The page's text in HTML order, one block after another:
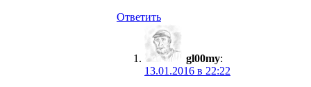
Ответить
gl00my:
13.01.2016 в 22:22